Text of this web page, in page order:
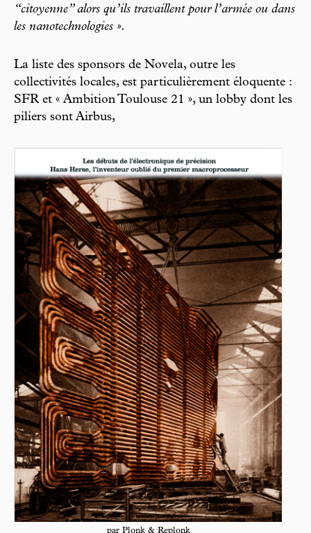
“citoyenne” alors qu’ils travaillent pour l’armée ou dans
les nanotechnologies ».
La liste des sponsors de Novela, outre les
collectivités locales, est particulièrement éloquente :
SFR et « Ambition Toulouse 21 », un lobby dont les
piliers sont Airbus,